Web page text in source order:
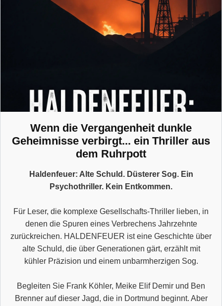
Wenn die Vergangenheit dunkle
Geheimnisse verbirgt... ein Thriller aus
dem Ruhrpott
Haldenfeuer: Alte Schuld. Düsterer Sog. Ein
Psychothriller. Kein Entkommen.
Für Leser, die komplexe Gesellschafts-Thriller lieben, in
denen die Spuren eines Verbrechens Jahrzehnte
zurückreichen. HALDENFEUER ist eine Geschichte über
alte Schuld, die über Generationen gärt, erzählt mit
kühler Präzision und einem unbarmherzigen Sog.
Begleiten Sie Frank Köhler, Meike Elif Demir und Ben
Brenner auf dieser Jagd, die in Dortmund beginnt. Aber